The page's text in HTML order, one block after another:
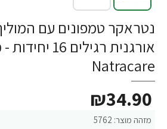
נטראקר טמפונים עם
אורגנית רגילים 16
Natracare
מזהה מוצר: 5762
₪34.90